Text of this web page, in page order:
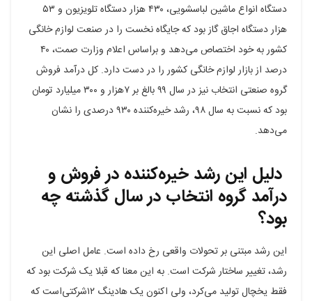
دستگاه انواع ماشین لباسشویی، ۴۳۰ هزار دستگاه تلویزیون و ۵۳
هزار دستگاه اجاق گاز بود که جایگاه نخست را در صنعت لوازم خانگی
کشور به خود اختصاص می‌دهد و براساس اعلام وزارت صمت، ۴۰
درصد از بازار لوازم خانگی کشور را در دست دارد. کل درآمد فروش
گروه صنعتی انتخاب نیز در سال ۹۹ بالغ بر ۷هزار و ۳۰۰ میلیارد تومان
بود که نسبت به سال ۹۸، رشد خیره‌کننده ۹۳۰ درصدی را نشان
می‌دهد.
دلیل این رشد خیره‌کننده در فروش و
درآمد گروه انتخاب در سال گذشته چه
بود؟
این رشد مبتنی بر تحولات واقعی رخ داده است. عامل اصلی این
رشد، تغییر ساختار شرکت است. به این معنا که قبلا یک شرکت بود که
فقط یخچال تولید می‌کرد، ولی اکنون یک هادینگ ۱۲شرکتی‌است که